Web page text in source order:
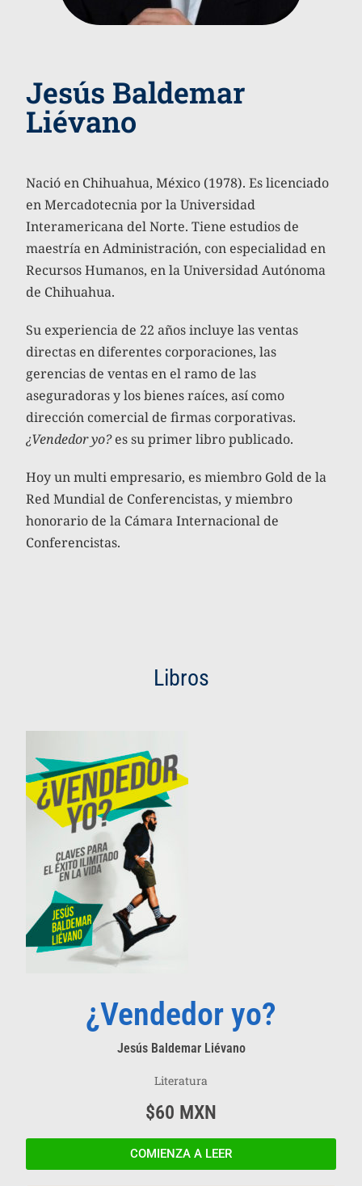
Jesús Baldemar
Liévano
Nació en Chihuahua, México (1978). Es licenciado
en Mercadotecnia por la Universidad
Interamericana del Norte. Tiene estudios de
maestría en Administración, con especialidad en
Recursos Humanos, en la Universidad Autónoma
de Chihuahua.
Su experiencia de 22 años incluye las ventas
directas en diferentes corporaciones, las
gerencias de ventas en el ramo de las
aseguradoras y los bienes raíces, así como
dirección comercial de firmas corporativas.
¿Vendedor yo?es su primer libro publicado.
Hoy un multi empresario, es miembro Gold de la
Red Mundial de Conferencistas, y miembro
honorario de la Cámara Internacional de
Conferencistas.
Libros
¿Vendedor yo?
Jesús Baldemar Liévano
Literatura
$60 MXN
COMIENZA A LEER